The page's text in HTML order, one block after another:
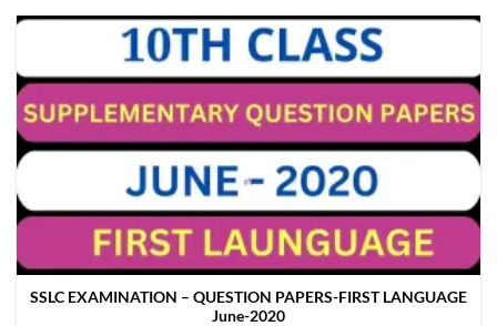
SSLC EXAMINATION – QUESTION PAPERS-FIRST LANGUAGE
June-2020